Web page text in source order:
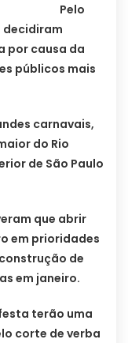
Pelo
decidiram
por causa da
públicos mais
carnavais,
do Rio
de São Paulo
que abrir
em prioridades
de
em janeiro.
terão uma
corte de verba